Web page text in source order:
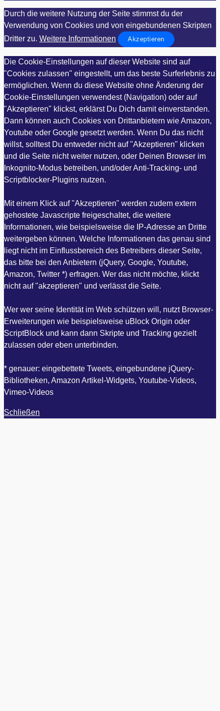
Durch die weitere Nutzung der Seite stimmst du der
Verwendung von Cookies und von eingebundenen Skripten
Dritter zu. Weitere Informationen Akzeptieren
Die Cookie-Einstellungen auf dieser Website sind auf
"Cookies zulassen" eingestellt, um das beste Surferlebnis zu
ermöglichen. Wenn du diese Website ohne Änderung der
Cookie-Einstellungen verwendest (Navigation) oder auf
"Akzeptieren" klickst, erklärst Du Dich damit einverstanden.
Dann können auch Cookies von Drittanbietern wie Amazon,
Youtube oder Google gesetzt werden. Wenn Du das nicht
willst, solltest Du entweder nicht auf "Akzeptieren" klicken
und die Seite nicht weiter nutzen, oder Deinen Browser im
Inkognito-Modus betreiben, und/oder Anti-Tracking- und
Scriptblocker-Plugins nutzen.
Mit einem Klick auf "Akzeptieren" werden zudem extern
gehostete Javascripte freigeschaltet, die weitere
Informationen, wie beispielsweise die IP-Adresse an Dritte
weitergeben können. Welche Informationen das genau sind
liegt nicht im Einflussbereich des Betreibers dieser Seite,
das bitte bei den Anbietern (jQuery, Google, Youtube,
Amazon, Twitter *) erfragen. Wer das nicht möchte, klickt
nicht auf "akzeptieren" und verlässt die Seite.
Wer wer seine Identität im Web schützen will, nutzt Browser-
Erweiterungen wie beispielsweise uBlock Origin oder
ScriptBlock und kann dann Skripte und Tracking gezielt
zulassen oder eben unterbinden.
* genauer: eingebettete Tweets, eingebundene jQuery-
Bibliotheken, Amazon Artikel-Widgets, Youtube-Videos,
Vimeo-Videos
Schließen